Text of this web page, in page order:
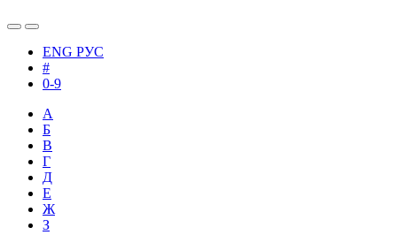
ENG РУС
#
0-9
А
Б
В
Г
Д
Е
Ж
З